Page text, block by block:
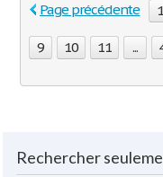
Page précédente
1
9 10 11 ...
Rechercher